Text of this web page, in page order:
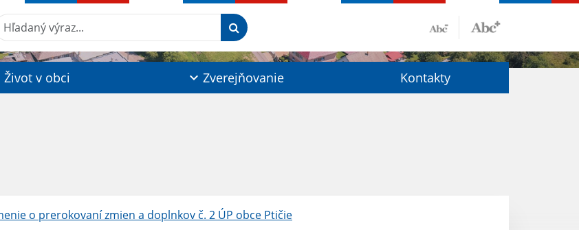
výraz...
Život v obci Zverejňovanie Kontakty
o prerokovaní zmien a doplnkov č. 2 ÚP obce Ptičie